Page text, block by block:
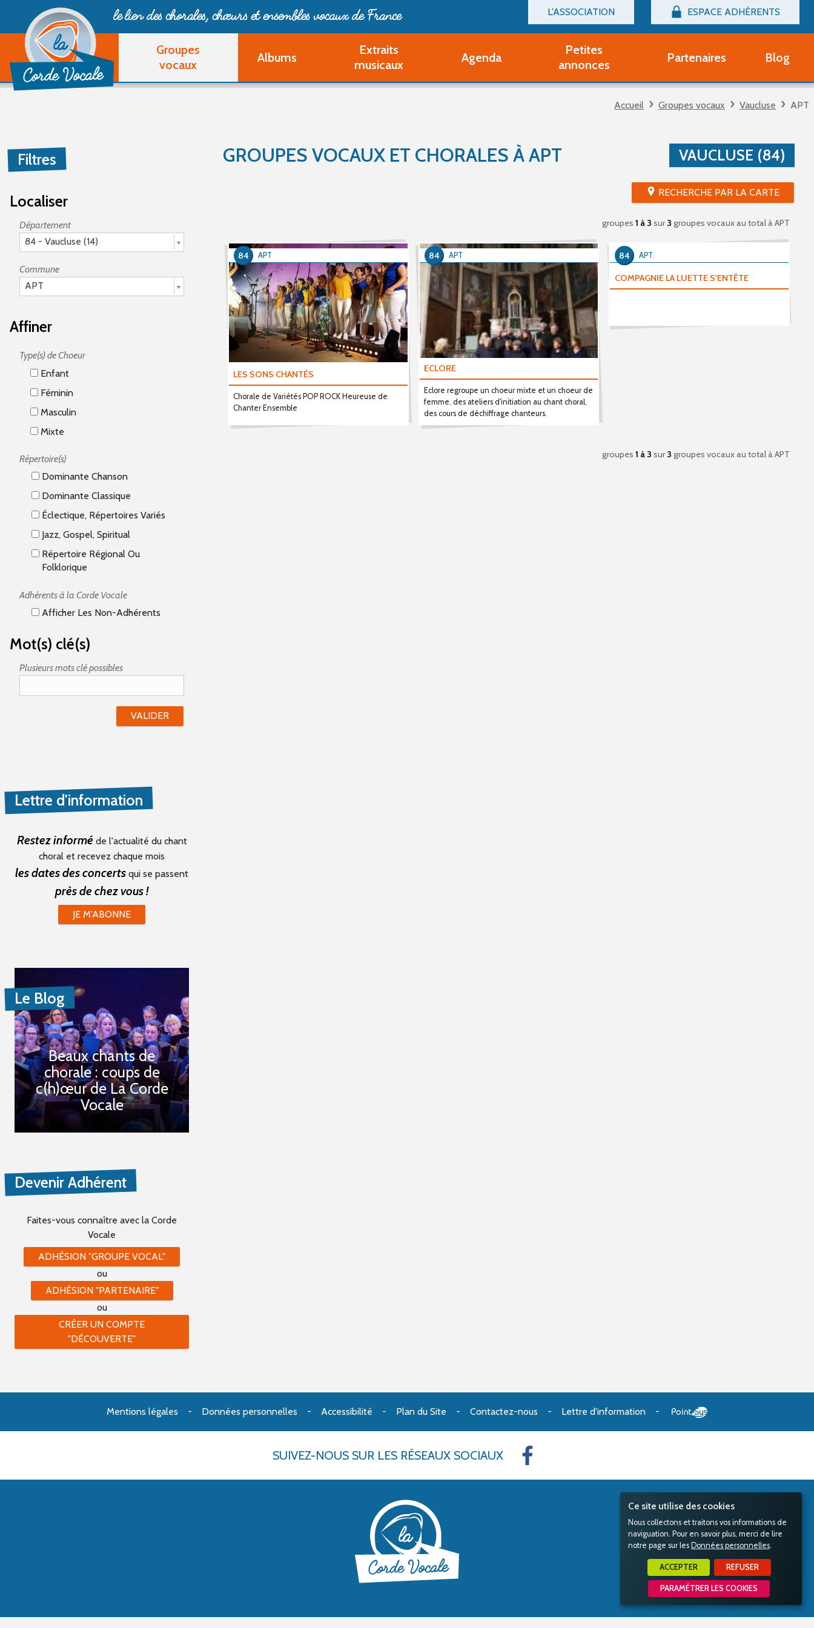
Ce site utilise des cookies
Nous collectons et traitons vos informations de
naviguation. Pour en savoir plus, merci de lire
notre page sur les Données personnelles.
ACCEPTER REFUSER
PARAMÉTRER LES COOKIES
L'ASSOCIATION
Billetterie
Devenir adhérent Groupe Vocal
Devenir adhérent Partenaire
Ouvrir un compte Découverte
ESPACE ADHÉRENTS
Connexion
le lien des chorales, chœurset ensembles vocaux de France
Groupes
vocaux
Albums
Extraits
musicaux
Agenda
Petites
annonces
Partitions d'occasion
Partenaires Blog
Accueil Groupes vocaux Vaucluse APT
Filtres
Localiser
Département
84 - Vaucluse (14)
Commune
APT
Affiner
Type(s) de Choeur
Enfant
Féminin
Masculin
Mixte
Répertoire(s)
Dominante Chanson
Dominante Classique
Éclectique, Répertoires Variés
Jazz, Gospel, Spiritual
Répertoire Régional Ou
Folklorique
Adhérents à la Corde Vocale
Afficher Les Non-Adhérents
Mot(s) clé(s)
Plusieurs mots clé possibles
GROUPES VOCAUX ET CHORALES À APT VAUCLUSE (84)
RECHERCHE PAR LA CARTE
groupes 1 à 3 sur3 groupes vocaux au totalà APT
LES SONS CHANTÉS
Chorale de Variétés POP ROCK Heureuse de
Chanter Ensemble
APT
84
ECLORE
Eclore regroupe un choeur mixte et un choeur de
femme. des ateliers d'initiation au chant choral,
des cours de déchiffrage chanteurs.
APT
84
COMPAGNIE LA LUETTE S'ENTÊTE
APT
84
groupes 1 à 3 sur3 groupes vocaux au totalà APT
Lettre d'information
Restez informé de l'actualité du chant
choral et recevez chaque mois
les dates des concerts qui se passent
près de chez vous !
JE M'ABONNE
Le Blog
Beaux chants de
chorale : coups de
c(h)œur de La Corde
Vocale
Devenir Adhérent
Faites-vous connaître avec la Corde
Vocale
ADHÉSION "GROUPE VOCAL"
ou
ADHÉSION "PARTENAIRE"
ou
CRÉER UN COMPTE
"DÉCOUVERTE"
Mentions légales Données personnelles Accessibilité Plan du Site Contactez-nous Lettre d'information
SUIVEZ-NOUS SUR LES RÉSEAUX SOCIAUX